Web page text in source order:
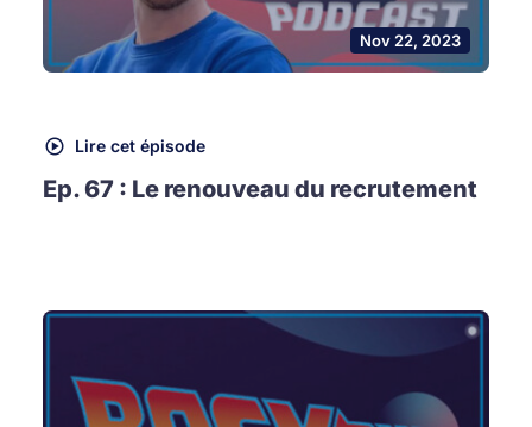
Nov 22, 2023
Lire cet épisode
Ep. 67 : Le renouveau du recrutement